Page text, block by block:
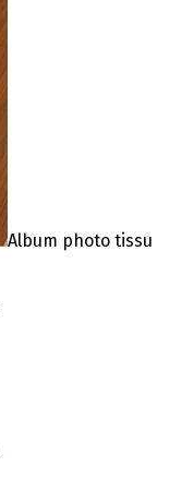
Album photo tissu